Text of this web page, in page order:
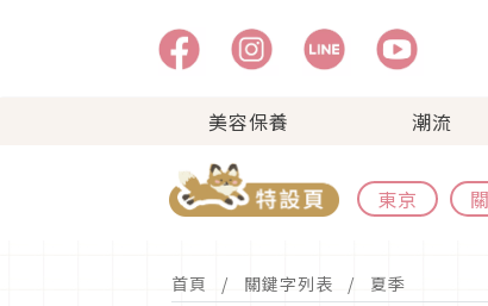
美容保養 潮流
東京
首頁 關鍵字列表 夏季